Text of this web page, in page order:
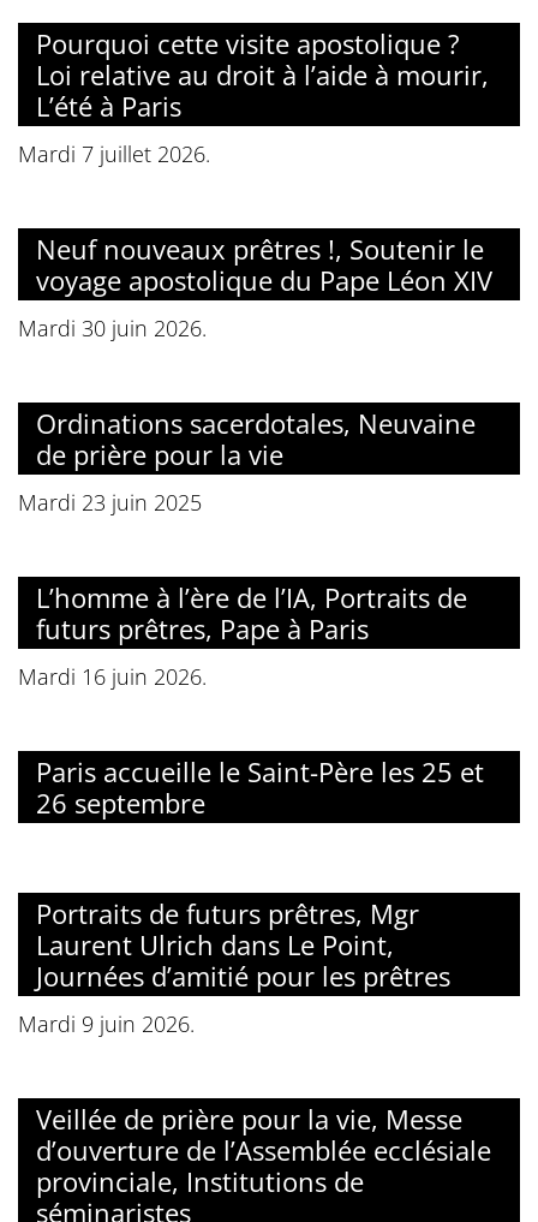
Pourquoi cette visite apostolique ?
Loi relative au droit à l’aide à mourir,
L’été à Paris
Mardi 7 juillet 2026.
Neuf nouveaux prêtres !, Soutenir le
voyage apostolique du Pape Léon XIV
Mardi 30 juin 2026.
Ordinations sacerdotales, Neuvaine
de prière pour la vie
Mardi 23 juin 2025
L’homme à l’ère de l’IA, Portraits de
futurs prêtres, Pape à Paris
Mardi 16 juin 2026.
Paris accueille le Saint-Père les 25 et
26 septembre
Portraits de futurs prêtres, Mgr
Laurent Ulrich dans Le Point,
Journées d’amitié pour les prêtres
Mardi 9 juin 2026.
Veillée de prière pour la vie, Messe
d’ouverture de l’Assemblée ecclésiale
provinciale, Institutions de
séminaristes